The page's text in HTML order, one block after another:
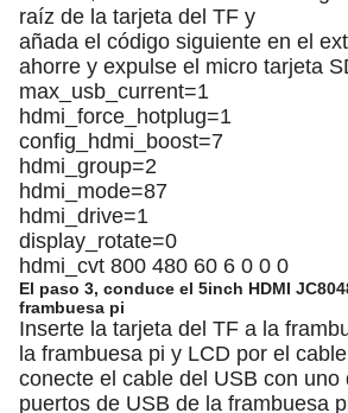
raíz de la tarjeta del TF y
añada el código siguiente en el
ahorre y expulse el micro tarjeta
max_usb_current=1
hdmi_force_hotplug=1
config_hdmi_boost=7
hdmi_group=2
hdmi_mode=87
hdmi_drive=1
display_rotate=0
hdmi_cvt 800 480 60 6 0 0 0
El paso 3, conduce el 5inch HDMI
frambuesa pi
Inserte la tarjeta del TF a la
la frambuesa pi y LCD por el
conecte el cable del USB con uno
puertos de USB de la frambuesa